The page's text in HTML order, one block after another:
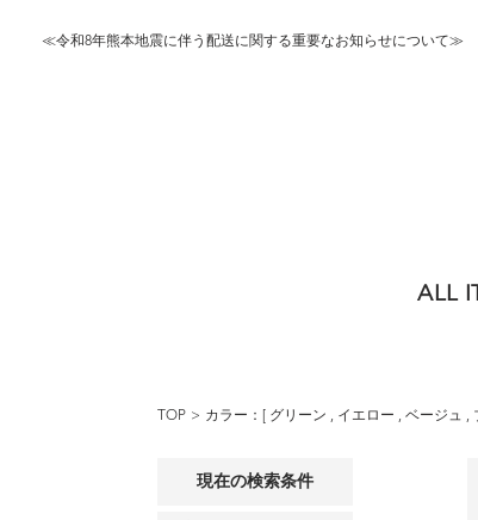
≪令和8年熊本地震に伴う配送に関する重要なお知らせについて≫
ALL
TOP カラー：[ グリーン , イエロー , ベージュ ,
現在の検索条件